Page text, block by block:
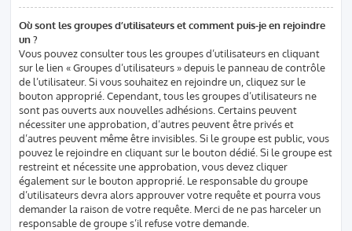
Où sont les groupes d’utilisateurs et comment puis-je en rejoindre
un ?
Vous pouvez consulter tous les groupes d’utilisateurs en cliquant
sur le lien « Groupes d’utilisateurs » depuis le panneau de contrôle
de l’utilisateur. Si vous souhaitez en rejoindre un, cliquez sur le
bouton approprié. Cependant, tous les groupes d’utilisateurs ne
sont pas ouverts aux nouvelles adhésions. Certains peuvent
nécessiter une approbation, d’autres peuvent être privés et
d’autres peuvent même être invisibles. Si le groupe est public, vous
pouvez le rejoindre en cliquant sur le bouton dédié. Si le groupe est
restreint et nécessite une approbation, vous devez cliquer
également sur le bouton approprié. Le responsable du groupe
d’utilisateurs devra alors approuver votre requête et pourra vous
demander la raison de votre requête. Merci de ne pas harceler un
responsable de groupe s’il refuse votre demande.